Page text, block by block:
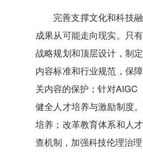
完善支撑文化和科技
成果从可能走向现实。只
战略规划和顶层设计，制
内容标准和行业规范，保
关内容的保护；针对AIGC
健全人才培养与激励制度
培养；改革教育体系和人
查机制，加强科技伦理治